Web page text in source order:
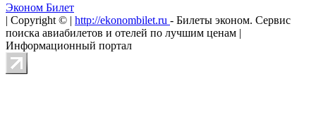
Эконом Билет
| Copyright © | http://ekonombilet.ru - Билеты эконом. Сервис
поиска авиабилетов и отелей по лучшим ценам |
Информационный портал